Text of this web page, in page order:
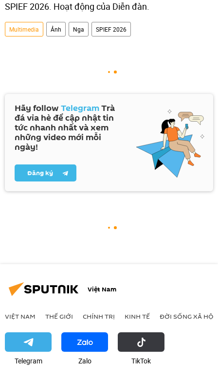
SPIEF 2026. Hoạt động của Diễn đàn.
Multimedia Ảnh Nga SPIEF 2026
Hãy follow TelegramTrà
đá vỉa hè để cập nhật tin
tức nhanh nhất và xem
những video mới mỗi
ngày!
Đăng ký
Việt Nam
VIỆT NAM THẾ GIỚI CHÍNH TRỊ KINH TẾ ĐỜI SỐNG XÃ HỘI
Telegram Zalo ТikТоk